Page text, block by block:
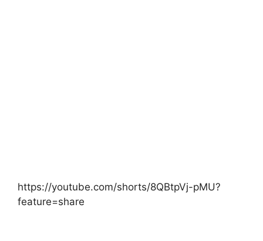
https://youtube.com/shorts/8QBtpVj-pMU?
feature=share